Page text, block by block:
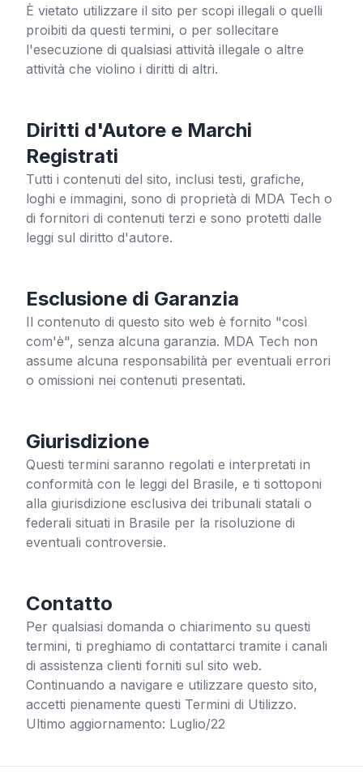
È vietato utilizzare il sito per scopi illegali o quelli
proibiti da questi termini, o per sollecitare
l'esecuzione di qualsiasi attività illegale o altre
attività che violino i diritti di altri.
Diritti d'Autore e Marchi
Registrati
Tutti i contenuti del sito, inclusi testi, grafiche,
loghi e immagini, sono di proprietà di MDA Tech o
di fornitori di contenuti terzi e sono protetti dalle
leggi sul diritto d'autore.
Esclusione di Garanzia
Il contenuto di questo sito web è fornito "così
com'è", senza alcuna garanzia. MDA Tech non
assume alcuna responsabilità per eventuali errori
o omissioni nei contenuti presentati.
Giurisdizione
Questi termini saranno regolati e interpretati in
conformità con le leggi del Brasile, e ti sottoponi
alla giurisdizione esclusiva dei tribunali statali o
federali situati in Brasile per la risoluzione di
eventuali controversie.
Contatto
Per qualsiasi domanda o chiarimento su questi
termini, ti preghiamo di contattarci tramite i canali
di assistenza clienti forniti sul sito web.
Continuando a navigare e utilizzare questo sito,
accetti pienamente questi Termini di Utilizzo.
Ultimo aggiornamento: Luglio/22